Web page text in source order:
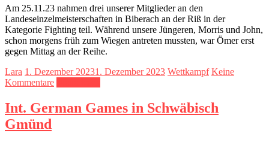
Am 25.11.23 nahmen drei unserer Mitglieder an den
Landeseinzelmeisterschaften in Biberach an der Riß in der
Kategorie Fighting teil. Während unsere Jüngeren, Morris und John,
schon morgens früh zum Wiegen antreten mussten, war Ömer erst
gegen Mittag an der Reihe.
Lara 1. Dezember 20231. Dezember 2023 Wettkampf Keine
Kommentare
Int. German Games in Schwäbisch
Gmünd